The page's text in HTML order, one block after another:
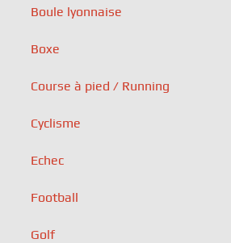
Boule lyonnaise
Boxe
Course à pied / Running
Cyclisme
Echec
Football
Golf